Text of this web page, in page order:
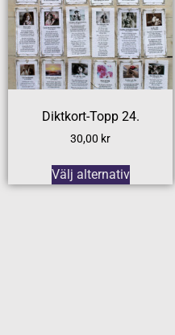
Diktkort-Topp 24.
30,00 kr
Välj alternativ